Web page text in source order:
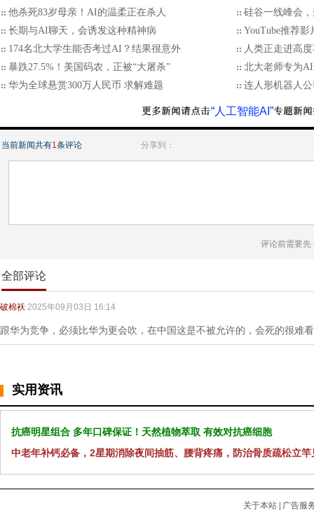
他杀死83岁母亲！AI的温柔正在杀人
硅谷一线峰会
长期与AI聊天，会诱发这种精神病
YouTube推荐影
174名北大学生能否考过AI？结果很意外
人类正走进高
暴跌27.5%！美国码农，正被“大屠杀”
北大老师专为
华为全球悬赏300万人民币 求解难题
连人形机器人
“人工智能AI”
当前新闻共有1条评论 分享到：
评论前需要先
全部评论
破棉袄 2025年09月03日 16:14
跟华为竞争，必须比华为更会吹，在中国这是不被允许的，会死的很难
实用资讯
抗癌明星组合 多年口碑保证！天然植物萃取 有效对抗癌细胞
中老年补钙必备，2星期消除夜间抽筋、腰背疼痛，防治骨质疏松立竿
关于本站
广告服